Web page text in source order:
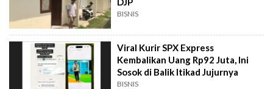
BISNIS
Viral Kurir SPX Express
Kembalikan Uang Rp92 Juta, Ini
Sosok di Balik Itikad Jujurnya
BISNIS